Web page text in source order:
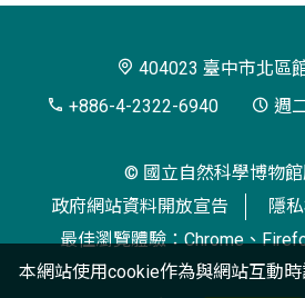
博
404023 臺中市北區
+886-4-2322-6940
週
© 國立自然科學博物
政府網站資料開放宣告
隱
最佳瀏覽體驗：Chrome、
本網站使用cookie作為與網站互動